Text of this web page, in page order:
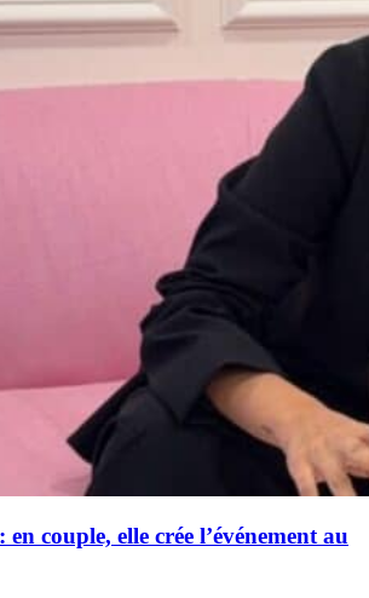
couple, elle crée l’événement au